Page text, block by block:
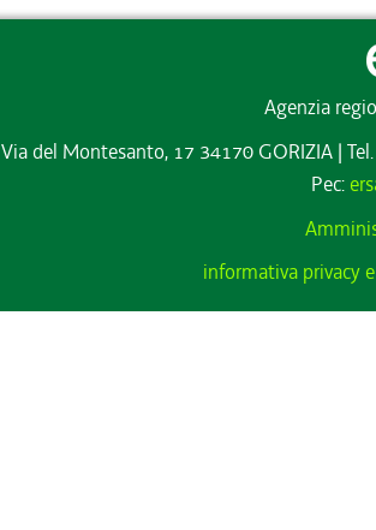
Agenzia
Via del Montesanto, 17 34170 GORIZIA |
Pec:
informativa privacy